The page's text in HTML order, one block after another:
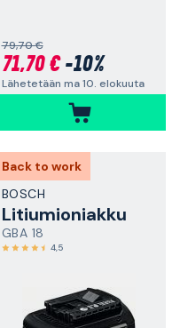
79,70 €
71,70 €-10%
Lähetetään ma 10. elokuuta
Back to work
BOSCH
Litiumioniakku
GBA 18
4,5